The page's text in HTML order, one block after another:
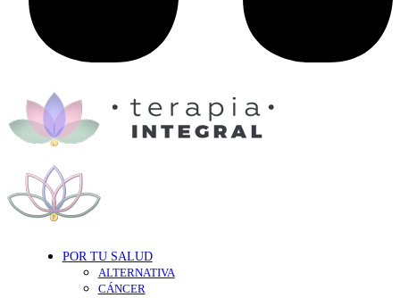
POR TU SALUD
ALTERNATIVA
CÁNCER